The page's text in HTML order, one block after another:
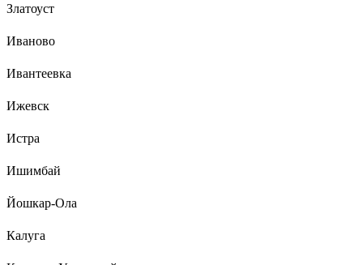
Златоуст
Иваново
Ивантеевка
Ижевск
Истра
Ишимбай
Йошкар-Ола
Калуга